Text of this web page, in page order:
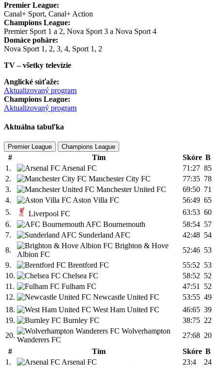
Premier League:
Canal+ Sport, Canal+ Action
Champions League:
Premier Sport 1 a 2, Nova Sport 3 a Nova Sport 4
Domáce poháre:
Nova Sport 1, 2, 3, 4, Sport 1, 2
TV – všetky televízie
Anglické súťaže:
Aktualizovaný program
Champions League:
Aktualizovaný program
Aktuálna tabuľka
Premier League Champions League
# Tím Skóre B
1.
Arsenal FC 71:27 85
2.
Manchester City FC 77:35 78
3.
Manchester United FC 69:50 71
4.
Aston Villa FC 56:49 65
5.
Liverpool FC 63:53 60
6.
AFC Bournemouth 58:54 57
7.
Sunderland AFC 42:48 54
8.
Brighton & Hove
Albion FC
52:46 53
9.
Brentford FC 55:52 53
10.
Chelsea FC 58:52 52
11.
Fulham FC 47:51 52
12.
Newcastle United FC 53:55 49
18.
West Ham United FC 46:65 39
19.
Burnley FC 38:75 22
20.
Wolverhampton
Wanderers FC
27:68 20
#
Tím Skóre B
1.
Arsenal FC 23:4
24